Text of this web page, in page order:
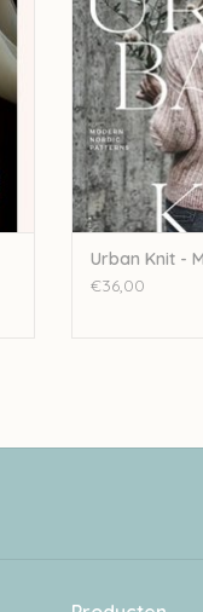
Urban Knit -
€36,00